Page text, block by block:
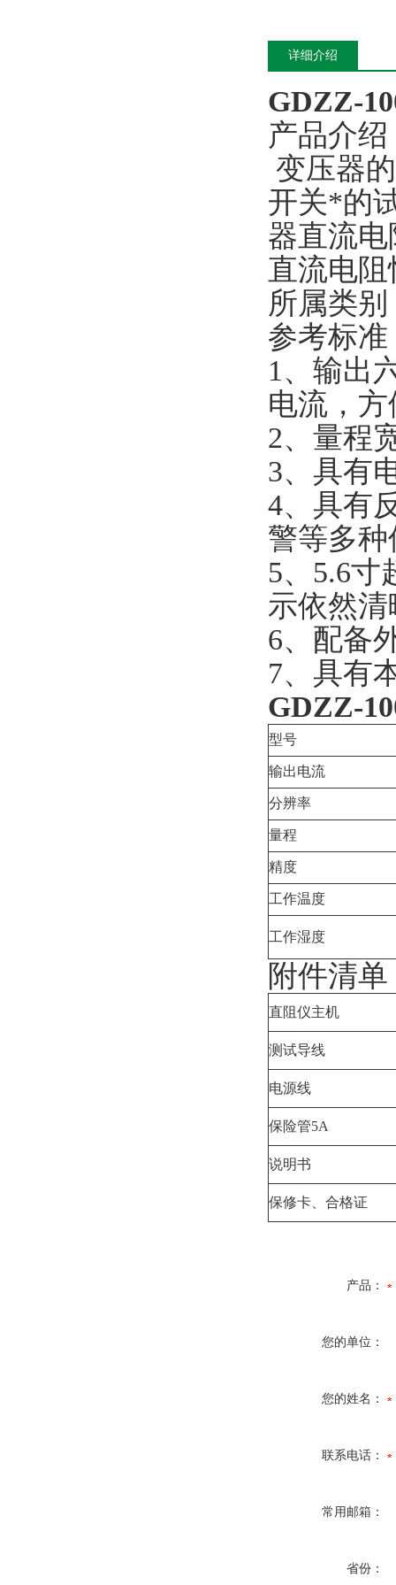
详细介绍
GDZZ-
产品介绍
变压器
开关*的
器直流
直流电
所属类
参考标准
1、输出
电流，
2、量程
3、具有
4、具有
警等多
5、5.6寸
示依然
6、配备
7、具有
GDZZ-
型号
输出电流
分辨率
量程
精度
工作温度
工作湿度
附件清单
直阻仪主机
测试导线
电源线
保险管5A
说明书
保修卡、合格证
产品：
您的单位：
您的姓名：
联系电话：
常用邮箱：
省份：